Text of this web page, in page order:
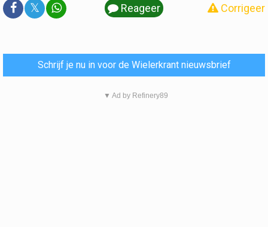
𝕏 Reageer Corrigeer
Schrijf je nu in voor de Wielerkrant nieuwsbrief
▼ Ad by Refinery89